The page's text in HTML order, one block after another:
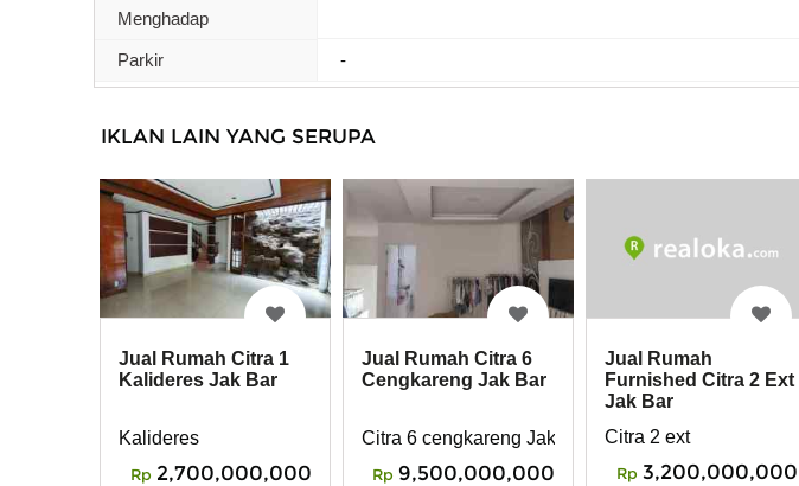
Menghadap
Parkir -
IKLAN LAIN YANG SERUPA
Jual Rumah Citra 1
Kalideres Jak Bar
Kalideres
Rp 2,700,000,000
Jual Rumah Citra 6
Cengkareng Jak Bar
Citra 6 cengkareng Jak bar
Rp 9,500,000,000
Jual Rumah
Furnished Citra 2 Ext
Jak Bar
Citra 2 ext
Rp 3,200,000,000